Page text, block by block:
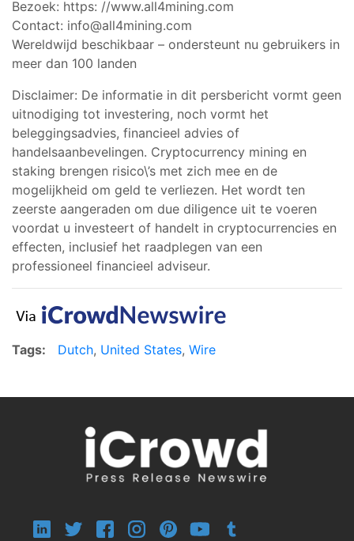
Bezoek: https: //www.all4mining.com
Contact: info@all4mining.com
Wereldwijd beschikbaar – ondersteunt nu gebruikers in
meer dan 100 landen
Disclaimer: De informatie in dit persbericht vormt geen
uitnodiging tot investering, noch vormt het
beleggingsadvies, financieel advies of
handelsaanbevelingen. Cryptocurrency mining en
staking brengen risico\’s met zich mee en de
mogelijkheid om geld te verliezen. Het wordt ten
zeerste aangeraden om due diligence uit te voeren
voordat u investeert of handelt in cryptocurrencies en
effecten, inclusief het raadplegen van een
professioneel financieel adviseur.
Tags: Dutch, United States, Wire